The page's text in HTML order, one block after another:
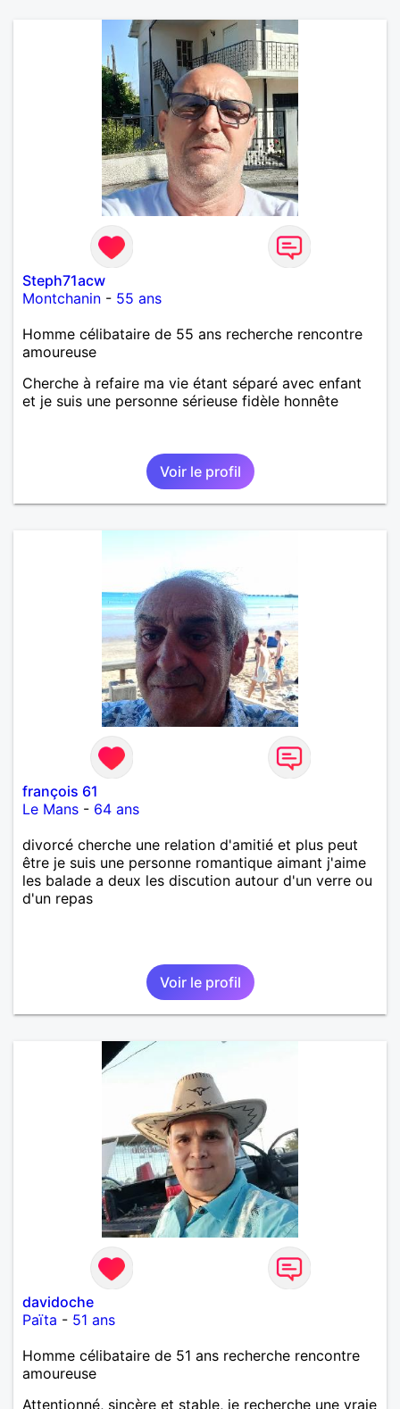
Steph71acw
Montchanin - 55 ans
Homme célibataire de 55 ans recherche rencontre
amoureuse
Cherche à refaire ma vie étant séparé avec enfant
et je suis une personne sérieuse fidèle honnête
Voir le profil
françois 61
Le Mans - 64 ans
divorcé cherche une relation d'amitié et plus peut
être je suis une personne romantique aimant j'aime
les balade a deux les discution autour d'un verre ou
d'un repas
Voir le profil
davidoche
Païta - 51 ans
Homme célibataire de 51 ans recherche rencontre
amoureuse
Attentionné, sincère et stable, je recherche une vraie